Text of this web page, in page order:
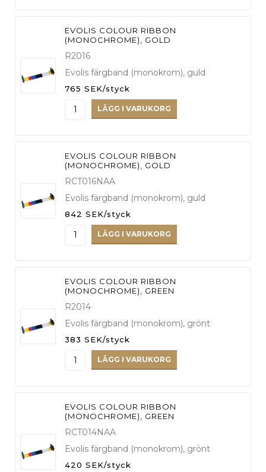
EVOLIS COLOUR RIBBON
(MONOCHROME), GOLD
R2016
Evolis färgband (monokrom), guld
765 SEK/styck
LÄGG I VARUKORG
EVOLIS COLOUR RIBBON
(MONOCHROME), GOLD
RCT016NAA
Evolis färgband (monokrom), guld
842 SEK/styck
LÄGG I VARUKORG
EVOLIS COLOUR RIBBON
(MONOCHROME), GREEN
R2014
Evolis färgband (monokrom), grönt
383 SEK/styck
LÄGG I VARUKORG
EVOLIS COLOUR RIBBON
(MONOCHROME), GREEN
RCT014NAA
Evolis färgband (monokrom), grönt
420 SEK/styck